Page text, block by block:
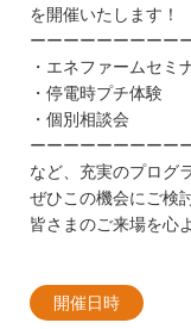
を開催いたします！
ーーーーーーーーー
・エネファームセミ
・停電時プチ体験
・個別相談会
ーーーーーーーーー
など、充実のプログ
ぜひこの機会にご検
皆さまのご来場を心
開催日時